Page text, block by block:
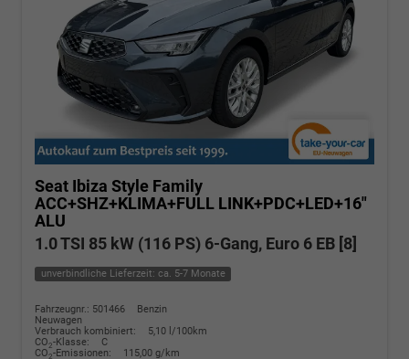
Seat Ibiza Style Family
ACC+SHZ+KLIMA+FULL LINK+PDC+LED+16"
ALU
1.0 TSI 85 kW (116 PS) 6-Gang, Euro 6 EB [8]
unverbindliche Lieferzeit: ca. 5-7 Monate
Fahrzeugnr.: 501466
Benzin
Neuwagen
Verbrauch kombiniert:
5,10 l/100km
CO2-Klasse:
C
CO2-Emissionen: 115,00 g/km